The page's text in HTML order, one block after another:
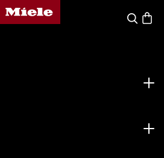
Page d'accueil de Miele
Panier